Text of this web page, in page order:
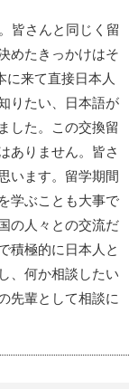
皆さんと同じく留
めたきっかけはそ
に来て直接日本人
りたい、日本語が
した。この交換留
ありません。皆さ
います。留学期間
学ぶことも大事で
の人々との交流だ
積極的に日本人と
、何か相談したい
先輩として相談に